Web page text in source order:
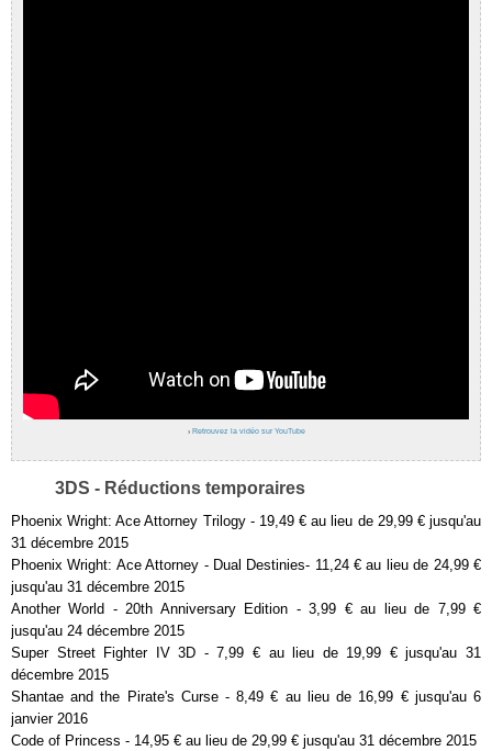
› Retrouvez la vidéo sur YouTube
3DS - Réductions temporaires
Phoenix Wright: Ace Attorney Trilogy - 19,49 € au lieu de 29,99 € jusqu'au
31 décembre 2015
Phoenix Wright: Ace Attorney - Dual Destinies- 11,24 € au lieu de 24,99 €
jusqu'au 31 décembre 2015
Another World - 20th Anniversary Edition - 3,99 € au lieu de 7,99 €
jusqu'au 24 décembre 2015
Super Street Fighter IV 3D - 7,99 € au lieu de 19,99 € jusqu'au 31
décembre 2015
Shantae and the Pirate's Curse - 8,49 € au lieu de 16,99 € jusqu'au 6
janvier 2016
Code of Princess - 14,95 € au lieu de 29,99 € jusqu'au 31 décembre 2015